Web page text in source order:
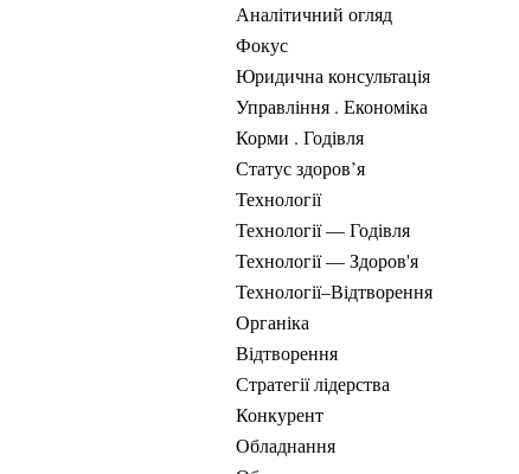
Аналітичний огляд
Фокус
Юридична консультація
Управління . Економіка
Корми . Годівля
Статус здоров’я
Технології
Технології — Годівля
Технології — Здоров'я
Технології–Відтворення
Органіка
Відтворення
Стратегії лідерства
Конкурент
Обладнання